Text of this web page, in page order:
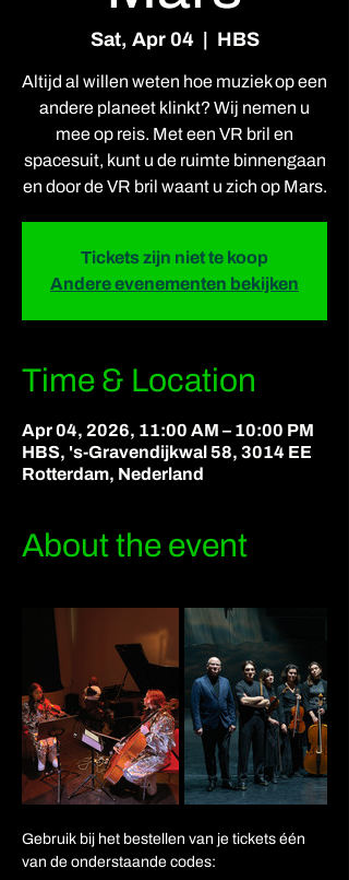
Sat, Apr 04
  |
HBS
Altijd al willen weten hoe muziek op een
andere planeet klinkt? Wij nemen u
mee op reis. Met een VR bril en
spacesuit, kunt u de ruimte binnengaan
en door de VR bril waant u zich op Mars.
Tickets zijn niet te koop
Andere evenementen bekijken
Time & Location
Apr 04, 2026, 11:00 AM – 10:00 PM
HBS, 's-Gravendijkwal 58, 3014 EE
Rotterdam, Nederland
About the event
Gebruik bij het bestellen van je tickets één
van de onderstaande codes: